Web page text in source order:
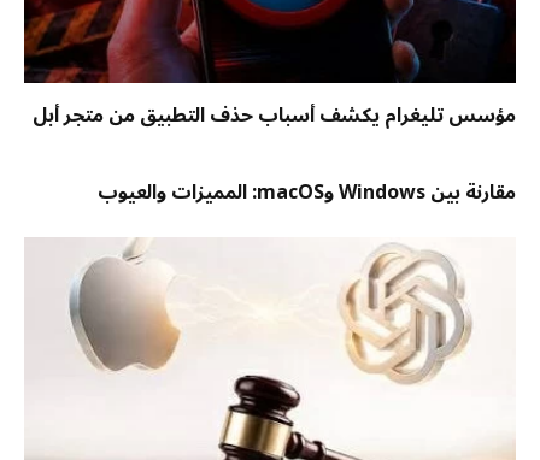
مؤسس تليغرام يكشف أسباب حذف التطبيق من متجر أبل
مقارنة بين Windows وmacOS: المميزات والعيوب